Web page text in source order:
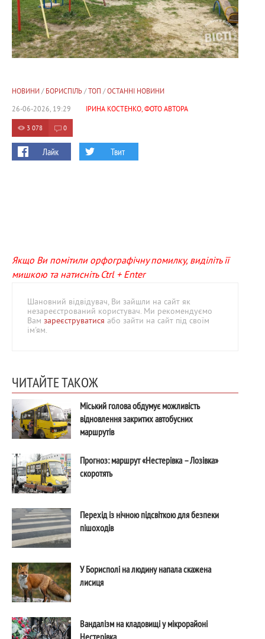
НОВИНИ/ БОРИСПІЛЬ/ ТОП / ОСТАННІ НОВИНИ
26-06-2026, 19:29
ІРИНА КОСТЕНКО, ФОТО АВТОРА
3 078 0
Лайк Твит
Якщо Ви помітили орфографічну помилку, виділіть її
мишкою та натисніть Ctrl + Enter
Шановний відвідувач, Ви зайшли на сайт як
незареєстрований користувач. Ми рекомендуємо
Вам зареєструватися або зайти на сайт під своїм
ім'ям.
ЧИТАЙТЕ ТАКОЖ
Міський голова обдумує можливість
відновлення закритих автобусних
маршрутів
Прогноз: маршрут «Нестерівка – Лозівка»
скоротять
Перехід із нічною підсвіткою для безпеки
пішоходів
У Борисполі на людину напала скажена
лисиця
Вандалізм на кладовищі у мікрорайоні